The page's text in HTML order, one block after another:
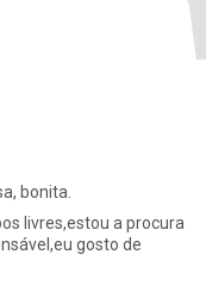
bonita.
livres,estou a procura
gosto de